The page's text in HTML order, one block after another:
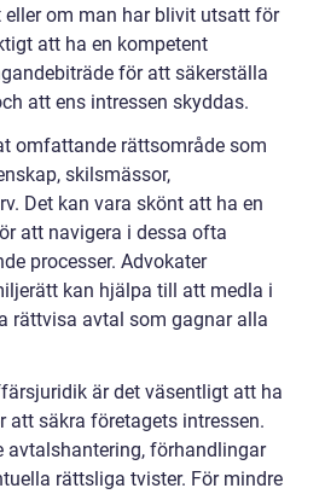
om man har blivit utsatt för
att ha en kompetent
för att säkerställa
att ens intressen skyddas.
omfattande rättsområde som
skilsmässor,
Det kan vara skönt att ha en
att navigera i dessa ofta
processer. Advokater
kan hjälpa till att medla i
rättvisa avtal som gagnar alla
är det väsentligt att ha
att säkra företagets intressen.
avtalshantering, förhandlingar
rättsliga tvister. För mindre